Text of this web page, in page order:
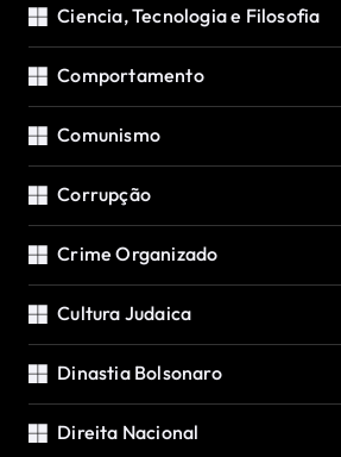
Ciencia, Tecnologia e Filosofia
Comportamento
Comunismo
Corrupção
Crime Organizado
Cultura Judaica
Dinastia Bolsonaro
Direita Nacional